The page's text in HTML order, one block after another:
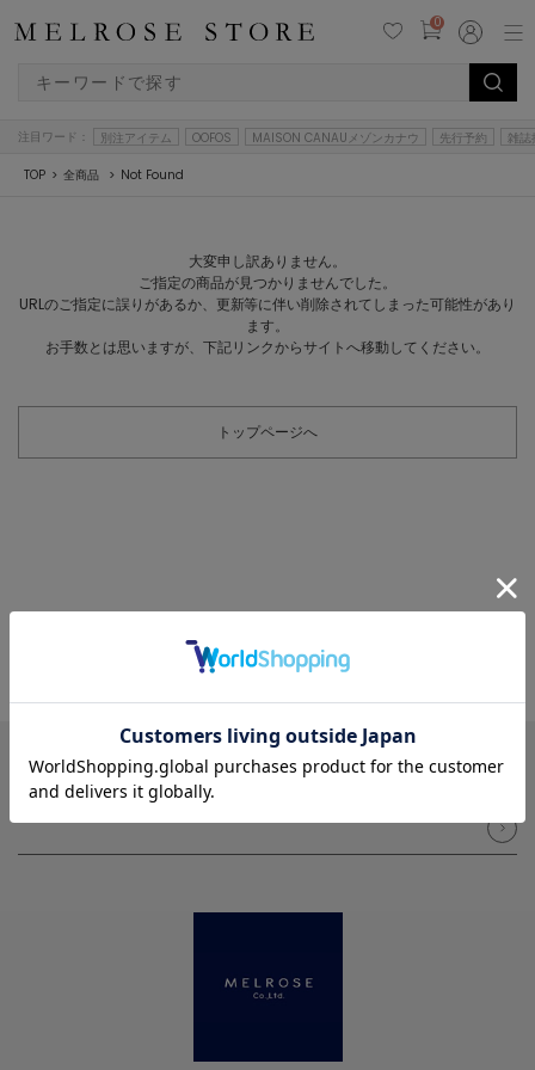
0
注目ワード： 別注アイテム OOFOS MAISON CANAUメゾンカナウ 先行予約 雑誌
TOP 全商品 Not Found
大変申し訳ありません。
ご指定の商品が見つかりませんでした。
URLのご指定に誤りがあるか、更新等に伴い削除されてしまった可能性があり
ます。
お手数とは思いますが、下記リンクからサイトへ移動してください。
トップページへ
NEWSLETTER メルマガ登録